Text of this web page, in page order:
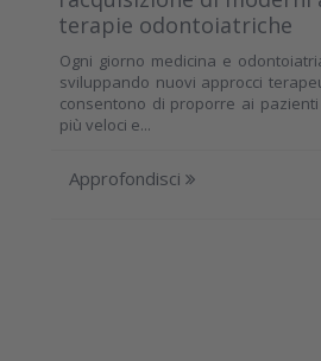
terapie odontoiatriche
Ogni giorno medicina e
sviluppando nuovi approcci
consentono di proporre ai
più veloci e...
Approfondisci